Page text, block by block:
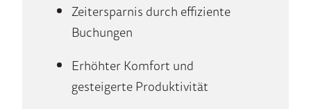
Zeitersparnis durch effiziente
Buchungen
Erhöhter Komfort und
gesteigerte Produktivität